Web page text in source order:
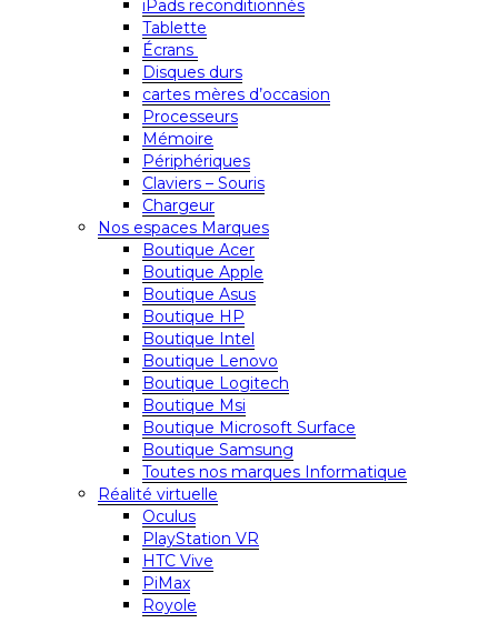
iPads reconditionnés
Tablette
Écrans
Disques durs
cartes mères d’occasion
Processeurs
Mémoire
Périphériques
Claviers – Souris
Chargeur
Nos espaces Marques
Boutique Acer
Boutique Apple
Boutique Asus
Boutique HP
Boutique Intel
Boutique Lenovo
Boutique Logitech
Boutique Msi
Boutique Microsoft Surface
Boutique Samsung
Toutes nos marques Informatique
Réalité virtuelle
Oculus
PlayStation VR
HTC Vive
PiMax
Royole